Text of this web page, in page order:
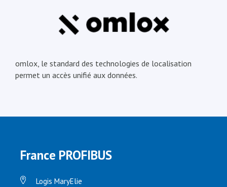
omlox, le standard des technologies de localisation
permet un accès unifié aux données.
France PROFIBUS
Logis MaryElie